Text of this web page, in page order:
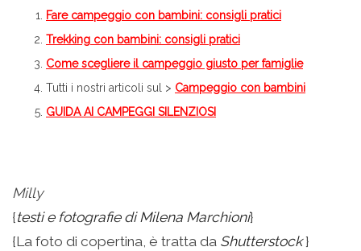
Fare campeggio con bambini: consigli pratici
Trekking con bambini: consigli pratici
Come scegliere il campeggio giusto per famiglie
Tutti i nostri articoli sul > Campeggio con bambini
GUIDA AI CAMPEGGI SILENZIOSI
Milly
{testi e fotografie di Milena Marchioni}
{La foto di copertina, è tratta da Shutterstock}